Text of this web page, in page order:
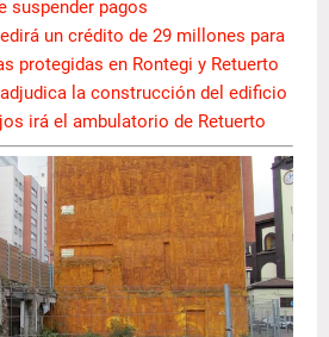
suspender pagos
un crédito de 29 millones para
protegidas en Rontegi y Retuerto
la construcción del edificio
irá el ambulatorio de Retuerto